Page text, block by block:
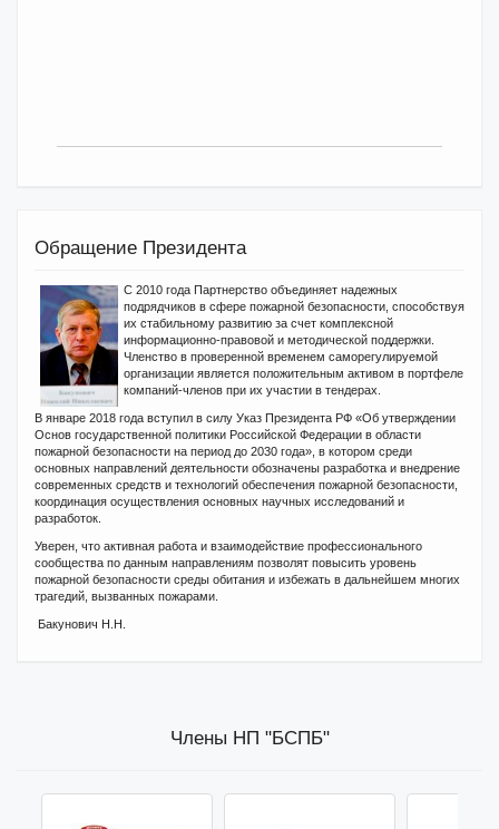
Обращение Президента
С 2010 года Партнерство объединяет надежных
подрядчиков в сфере пожарной безопасности, способствуя
их стабильному развитию за счет комплексной
информационно-правовой и методической поддержки.
Членство в проверенной временем саморегулируемой
организации является положительным активом в портфеле
компаний-членов при их участии в тендерах.
В январе 2018 года вступил в силу Указ Президента РФ «Об утверждении
Основ государственной политики Российской Федерации в области
пожарной безопасности на период до 2030 года», в котором среди
основных направлений деятельности обозначены разработка и внедрение
современных средств и технологий обеспечения пожарной безопасности,
координация осуществления основных научных исследований и
разработок.
Уверен, что активная работа и взаимодействие профессионального
сообщества по данным направлениям позволят повысить уровень
пожарной безопасности среды обитания и избежать в дальнейшем многих
трагедий, вызванных пожарами.
Бакунович Н.Н.
Члены НП "БСПБ"